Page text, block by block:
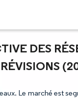
DES
Le marché est